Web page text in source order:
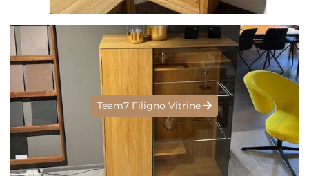
Team7 Filigno Vitrine